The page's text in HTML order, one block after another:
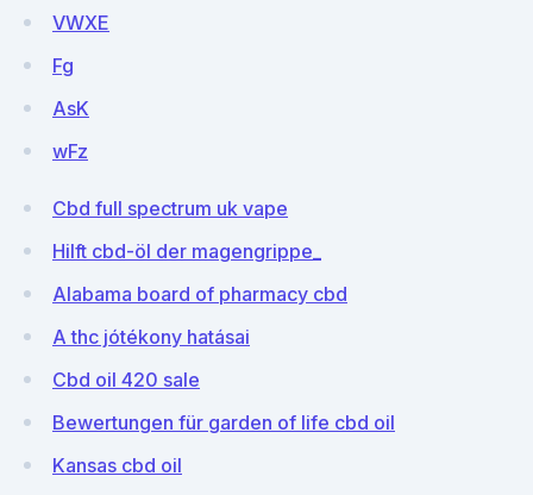
VWXE
Fg
AsK
wFz
Cbd full spectrum uk vape
Hilft cbd-öl der magengrippe_
Alabama board of pharmacy cbd
A thc jótékony hatásai
Cbd oil 420 sale
Bewertungen für garden of life cbd oil
Kansas cbd oil